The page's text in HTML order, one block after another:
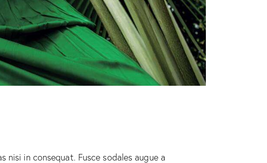
nisi in consequat. Fusce sodales augue a